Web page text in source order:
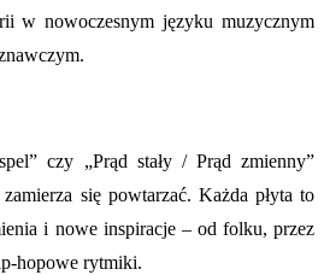
w nowoczesnym języku muzycznym
czy „Prąd stały / Prąd zmienny”
się powtarzać. Każda płyta to
i nowe inspiracje – od folku, przez
hopowe rytmiki.